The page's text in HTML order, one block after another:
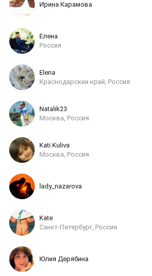
Ирина Карамова
Елена
Россия
Elena
Краснодарскии край, Россия
Natalik23
Москва, Россия
Kati Kuliva
Москва, Россия
lady_nazarova
Kate
Санкт-Петербург, Россия
Юлия Дерябина